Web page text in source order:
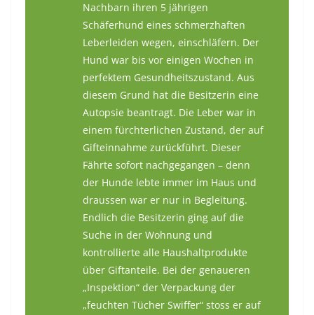
Nachbarn ihren 5 jährigen
Schäferhund eines schmerzhaften
Leberleiden wegen, einschläfern. Der
Hund war bis vor einigen Wochen in
perfektem Gesundheitszustand. Aus
diesem Grund hat die Besitzerin eine
Autopsie beantragt. Die Leber war in
einem fürchterlichen Zustand, der auf
Gifteinnahme zurückführt. Dieser
Fährte sofort nachgegangen – denn
der Hunde lebte immer im Haus und
draussen war er nur in Begleitung.
Endlich die Besitzerin ging auf die
Suche in der Wohnung und
kontrollierte alle Haushaltprodukte
über Giftanteile. Bei der genaueren
„Inspektion“ der Verpackung der
„feuchten Tücher Swiffer“ stoss er auf